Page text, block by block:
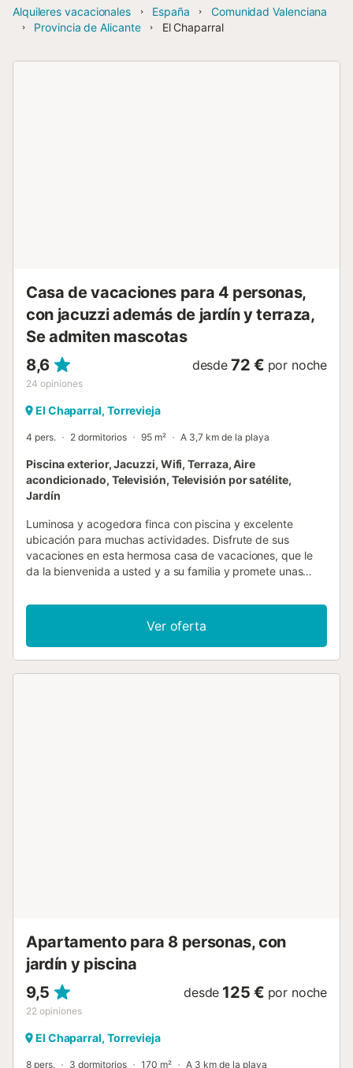
Alquileres vacacionales España
Comunidad Valenciana
Provincia de Alicante
El Chaparral
Casa de vacaciones para 4 personas,
con jacuzzi además de jardín y terraza,
Se admiten mascotas
8,6
24 opiniones
desde 72 € por noche
El Chaparral, Torrevieja
4 pers. 2 dormitorios 95 m² A 3,7 km de la playa
Piscina exterior, Jacuzzi, Wifi, Terraza, Aire
acondicionado, Televisión, Televisión por satélite,
Jardín
Luminosa y acogedora finca con piscina y excelente
ubicación para muchas actividades. Disfrute de sus
vacaciones en esta hermosa casa de vacaciones, que le
da la bienvenida a usted y a su familia y promete unas
mediterráneo. En la casa, puede ponerse cómodo en el
salón junto a la estufa de leña o relajarse en el jardín con
una gran terraza junto a la piscina. Por la noche,
acomódese en una de las terrazas, haga una barbacoa y
Ver oferta
Apartamento para 8 personas, con
jardín y piscina
9,5
22 opiniones
desde 125 € por noche
El Chaparral, Torrevieja
8 pers. 3 dormitorios 170 m² A 3 km de la playa